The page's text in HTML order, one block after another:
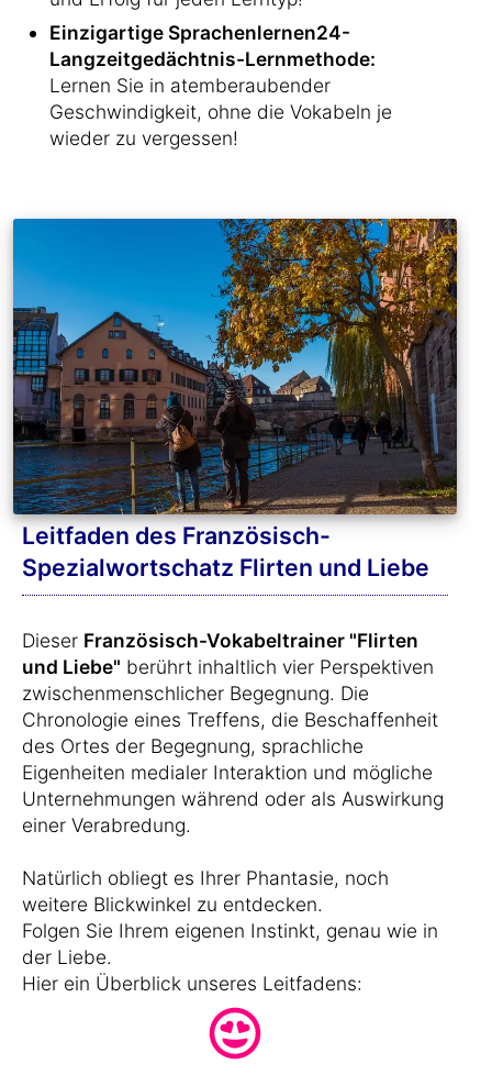
Einzigartige Sprachenlernen24-
Langzeitgedächtnis-Lernmethode:
Lernen Sie in atemberaubender
Geschwindigkeit, ohne die Vokabeln je
wieder zu vergessen!
Leitfaden des Französisch-
Spezialwortschatz Flirten und Liebe
Dieser Französisch-Vokabeltrainer "Flirten
und Liebe" berührt inhaltlich vier Perspektiven
zwischenmenschlicher Begegnung. Die
Chronologie eines Treffens, die Beschaffenheit
des Ortes der Begegnung, sprachliche
Eigenheiten medialer Interaktion und mögliche
Unternehmungen während oder als Auswirkung
einer Verabredung.
Natürlich obliegt es Ihrer Phantasie, noch
weitere Blickwinkel zu entdecken.
Folgen Sie Ihrem eigenen Instinkt, genau wie in
der Liebe.
Hier ein Überblick unseres Leitfadens: